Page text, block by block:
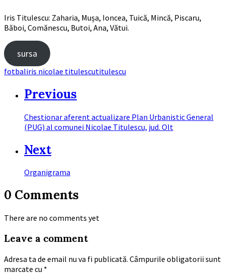
Iris Titulescu: Zaharia, Mușa, Ioncea, Tuică, Mincă, Piscaru,
Băboi, Comănescu, Butoi, Ana, Vătui.
sursa
Tags
fotbaliris nicolae titulescutitulescu
Previous
Chestionar aferent actualizare Plan Urbanistic General
(PUG) al comunei Nicolae Titulescu, jud. Olt
Next
Organigrama
0 Comments
There are no comments yet
Leave a comment
Adresa ta de email nu va fi publicată. Câmpurile obligatorii sunt
marcate cu *